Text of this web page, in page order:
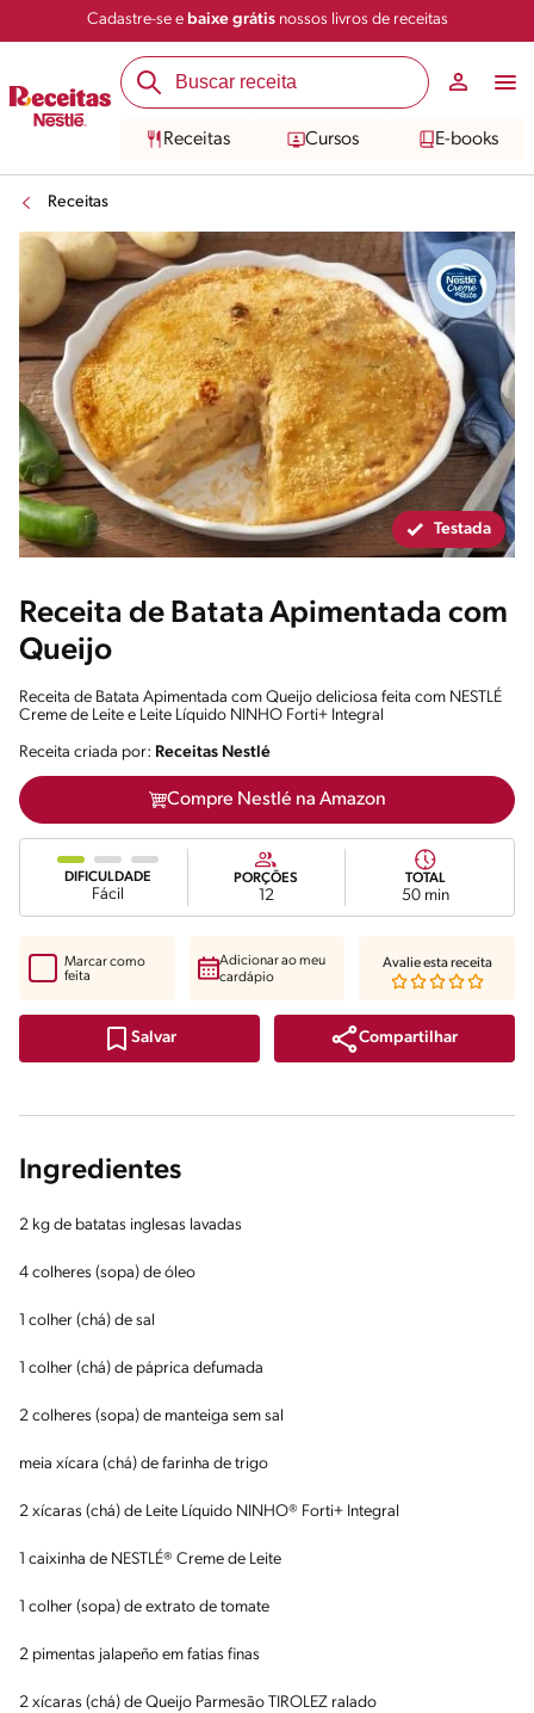
Cadastre-se e baixe grátisnossos livros de receitas
Receitas Cursos E-books
Receitas
Salvar Compartilhar
Testada
Receita de Batata Apimentada com
Queijo
Receita de Batata Apimentada com Queijo deliciosa feita com NESTLÉ
Creme de Leite e Leite Líquido NINHO Forti+ Integral
Receita criada por: Receitas Nestlé
Compre Nestlé na Amazon
DIFICULDADE
Fácil
PORÇÕES
12
TOTAL
50 min
Salvar Compartilhar
Marcar como
feita
Adicionar ao meu
cardápio
Avalie esta receita
Ingredientes
2 kg de batatas inglesas lavadas
4 colheres (sopa) de óleo
1 colher (chá) de sal
1 colher (chá) de páprica defumada
2 colheres (sopa) de manteiga sem sal
meia xícara (chá) de farinha de trigo
2 xícaras (chá) de Leite Líquido NINHO® Forti+ Integral
1 caixinha de NESTLÉ® Creme de Leite
1 colher (sopa) de extrato de tomate
2 pimentas jalapeño em fatias finas
2 xícaras (chá) de Queijo Parmesão TIROLEZ ralado